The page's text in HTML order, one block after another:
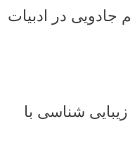
جادویی در ادبیات
زیبایی شناسی با